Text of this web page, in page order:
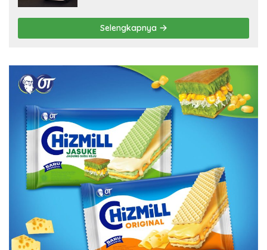
Selengkapnya